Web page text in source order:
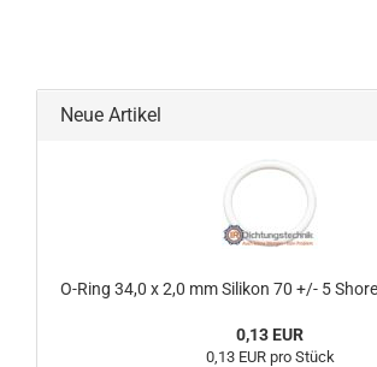
Neue Artikel
O-Ring 34,0 x 2,0 mm Silikon 70 +/- 5
0,13 EUR
0,13 EUR pro Stück